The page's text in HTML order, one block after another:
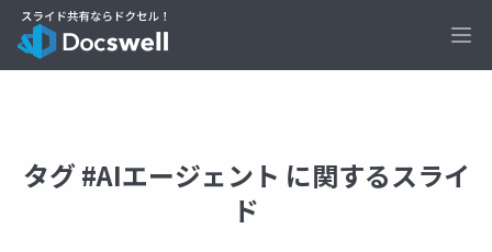
タグ #AIエージェント に関するスライ
ド